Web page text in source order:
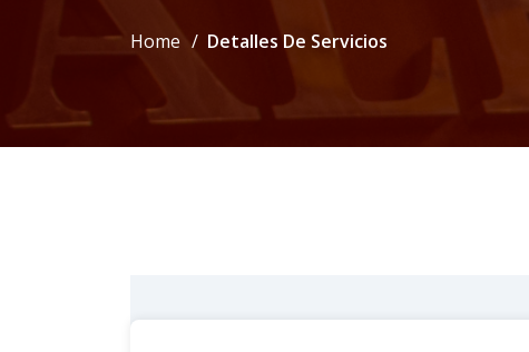
Home Detalles De Servicios